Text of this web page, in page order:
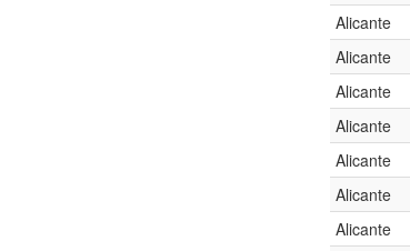
Alicante
Alicante
Alicante
Alicante
Alicante
Alicante
Alicante